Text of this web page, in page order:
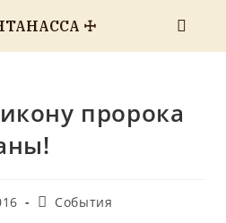
☩
пророка
События